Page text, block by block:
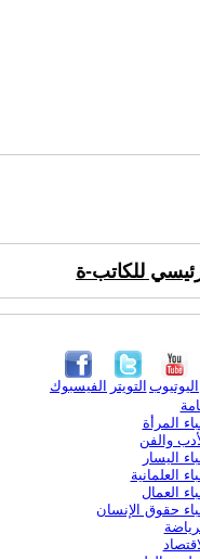
للكاتب-ة
الفيسبوك التويتر اليوتيوب
المرأة
والفن
اليسار
العلمانية
العمال
حقوق الإنسان